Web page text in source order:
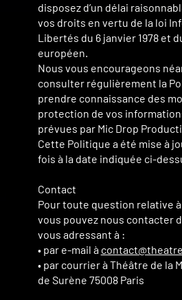
disposez d’un délai
vos droits en vertu de la loi
Libertés du 6 janvier 1978 et
européen.
Nous vous encourageons
consulter régulièrement la
prendre connaissance des
protection de vos
prévues par Mic Drop
Cette Politique a été mise à
fois à la date indiquée ci-
Contact
Pour toute question relative
vous pouvez nous contacter
vous adressant à :
• par e-mail à
• par courrier à Théâtre de la
de Surène 75008 Paris